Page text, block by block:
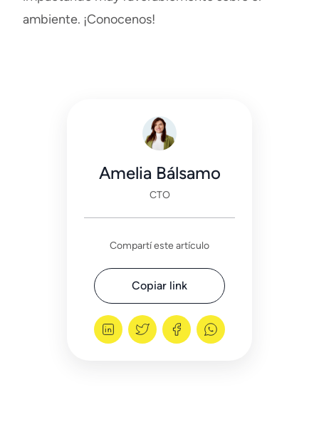
ambiente. ¡Conocenos!
Amelia Bálsamo
CTO
Compartí este artículo
Copiar link